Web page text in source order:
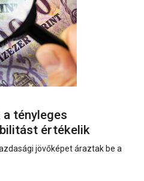
tényleges
értékelik
jövőképet áraztak be a